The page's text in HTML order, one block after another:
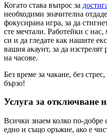
Когато става въпрос за
необходими значителна
фокусирана игра, за да
сте мечтали. Работейки с нас,
си и да гледате как нашите
вашия акаунт, за да
на часове.
Без време за чакане, без
бързо!
Услуга за отключване
Всички знаем колко по-добре
едно и също оръжие, ако е